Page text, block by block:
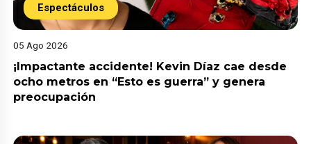
Espectáculos
05 Ago 2026
¡Impactante accidente! Kevin Díaz cae desde
ocho metros en “Esto es guerra” y genera
preocupación